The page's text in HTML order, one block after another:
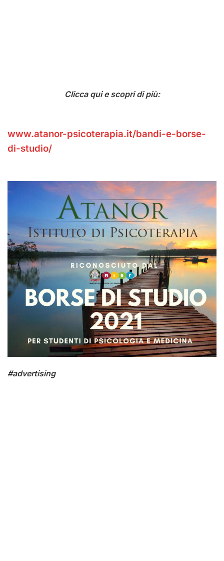
Clicca qui e scopri di più:
www.atanor-psicoterapia.it/bandi-e-borse-
di-studio/
#advertising